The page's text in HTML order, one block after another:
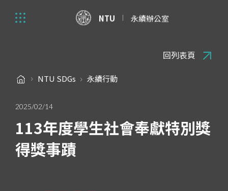
NTU 永續辦公室
NTU SDGs 永續行動
回列表頁
2025/02/14
113年度學生社會奉獻特別獎
得獎事蹟